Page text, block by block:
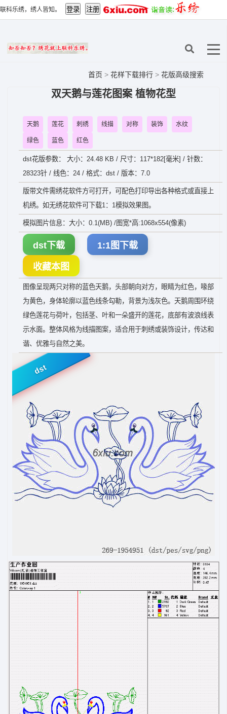
联科乐绣，绣人皆知。
首页 > 花样下载排行 > 花版高级搜索
双天鹅与莲花图案 植物花型
天鹅 莲花 刺绣 线描 对称 装饰 水纹
绿色 蓝色 红色
dst花版参数： 大小：24.48 KB / 尺寸：117*182[毫米] / 针数：
28323针 / 线色：24 / 格式：dst / 版本：7.0
版带文件需绣花软件方可打开，可配色打印导出各种格式或直接上
机绣。如无绣花软件可下载1：1模拟效果图。
模拟图片信息：大小：0.1(MB) /图宽*高:1068x554(像素)
dst下载 1:1图下载
收藏本图
图像呈现两只对称的蓝色天鹅，头部朝向对方，眼睛为红色，喙部
为黄色，身体轮廓以蓝色线条勾勒，背景为浅灰色。天鹅周围环绕
绿色莲花与荷叶，包括茎、叶和一朵盛开的莲花，底部有波浪线表
示水面。整体风格为线描图案，适合用于刺绣或装饰设计，传达和
谐、优雅与自然之美。
dst